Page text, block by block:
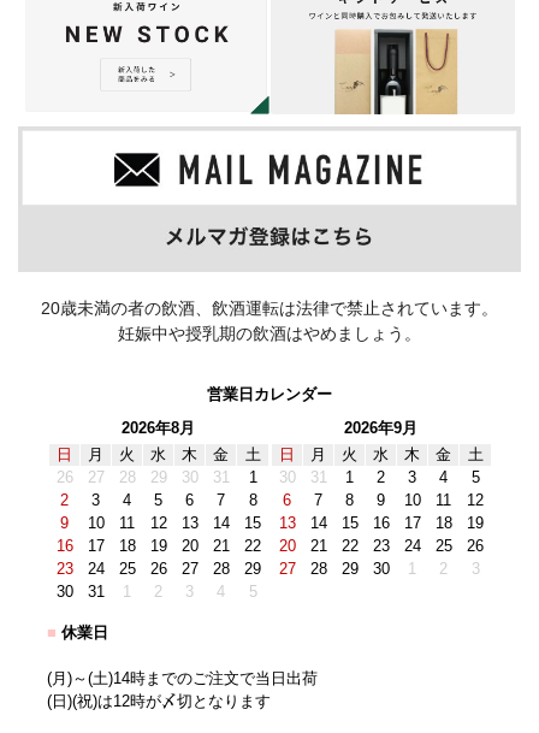
20歳未満の者の飲酒、飲酒運転は法律で禁止されています。
妊娠中や授乳期の飲酒はやめましょう。
営業日カレンダー
2026年8月
日
月 火 水 木 金
土
26
27 28 29 30 31
1
2
3 4 5 6 7
8
9
10 11 12 13 14
15
16
17 18 19 20 21
22
23
24 25 26 27 28
29
30
31 1 2 3 4 5
2026年9月
日
月 火 水 木 金
土
30
31 1 2 3 4
5
6
7 8 9 10 11
12
13
14 15 16 17 18
19
20
21 22 23 24 25
26
27
28 29 30 1 2 3
■ 休業日
(月)～(土)14時までのご注文で当日出荷
(日)(祝)は12時が〆切となります